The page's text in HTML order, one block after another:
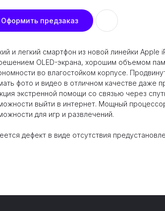
Оформить предзаказ
и легкий смартфон из новой линейки Apple
OLED-экрана, хорошим объемом
во влагостойком корпусе.
фото и видео в отличном качестве даже
экстренной помощи со связью через
выйти в интернет. Мощный
для игр и развлечений.
дефект в виде отсутствия